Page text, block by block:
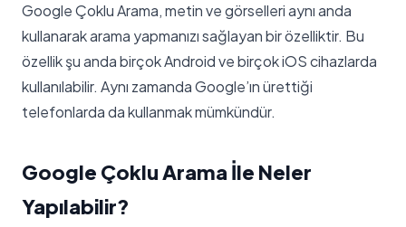
Google Çoklu Arama, metin ve görselleri aynı anda
kullanarak arama yapmanızı sağlayan bir özelliktir. Bu
özellik şu anda birçok Android ve birçok iOS cihazlarda
kullanılabilir. Aynı zamanda Google’ın ürettiği
telefonlarda da kullanmak mümkündür.
Google Çoklu Arama İle Neler
Yapılabilir?